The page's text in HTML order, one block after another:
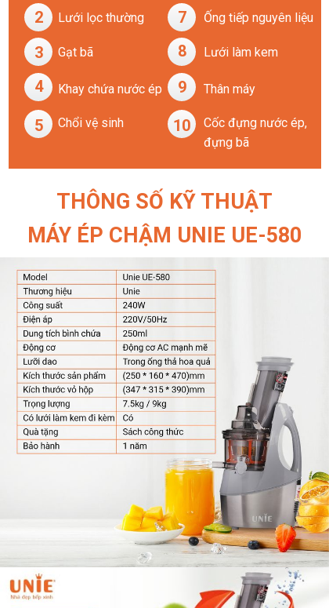
2
3
4
5
7
8
9
10
Lưới lọc thường
Gạt bã
Khay chứa nước ép
Chổi vệ sinh
Ống tiếp nguyên liệu
Lưới làm kem
Thân máy
Cốc đựng nước ép,
đựng bã
THÔNG SỐ KỸ THUẬT
MÁY ÉP CHẬM UNIE UE-580